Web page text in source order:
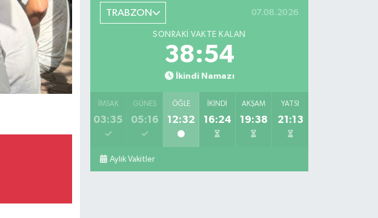
TRABZON 07.08.2026
SONRAKI VAKTE KALAN
38:53
İkindi Namazı
İMSAK
03:35
GÜNEŞ
05:16
ÖĞLE
12:32
İKINDI
16:24
AKŞAM
19:38
YATSI
21:13
Aylık Vakitler